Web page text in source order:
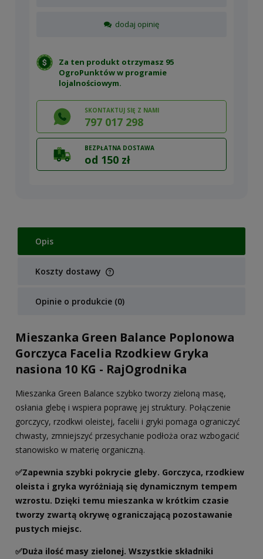
dodaj opinię
Za ten produkt otrzymasz 95
OgroPunktów w programie
lojalnościowym.
SKONTAKTUJ SIĘ Z NAMI
797 017 298
BEZPŁATNA DOSTAWA
od 150 zł
Opis
Koszty dostawy
Cena nie zawiera ewentualnych kosztów płatności
Opinie o produkcie (0)
Mieszanka Green Balance Poplonowa
Gorczyca Facelia Rzodkiew Gryka
nasiona 10 KG - RajOgrodnika
Mieszanka Green Balance szybko tworzy zieloną masę,
osłania glebę i wspiera poprawę jej struktury. Połączenie
gorczycy, rzodkwi oleistej, facelii i gryki pomaga ograniczyć
chwasty, zmniejszyć przesychanie podłoża oraz wzbogacić
stanowisko w materię organiczną.
✅Zapewnia szybki pokrycie gleby. Gorczyca, rzodkiew
oleista i gryka wyróżniają się dynamicznym tempem
wzrostu. Dzięki temu mieszanka w krótkim czasie
tworzy zwartą okrywę ograniczającą pozostawanie
pustych miejsc.
✅Duża ilość masy zielonej. Wszystkie składniki